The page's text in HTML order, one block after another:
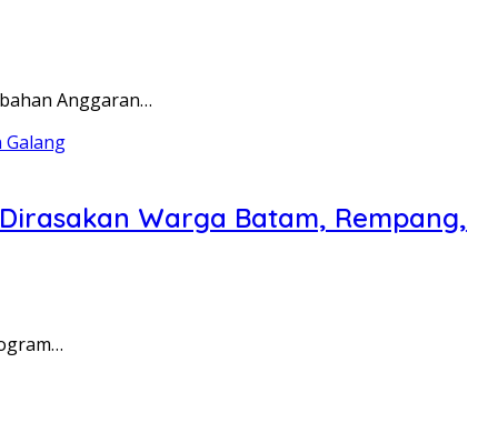
Anggaran…
Warga Batam, Rempang,